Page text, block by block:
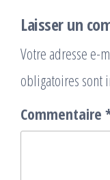
Laisser un
Votre adresse e-
obligatoires sont
Commentaire